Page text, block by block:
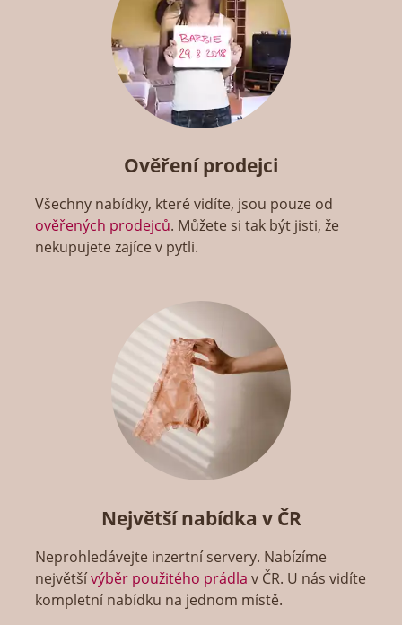
Ověření prodejci
Všechny nabídky, které vidíte, jsou pouze od
ověřených prodejců. Můžete si tak být jisti, že
nekupujete zajíce v pytli.
Největší nabídka v ČR
Neprohledávejte inzertní servery. Nabízíme
největšívýběr použitého prádla v ČR. U nás vidíte
kompletní nabídku na jednom místě.